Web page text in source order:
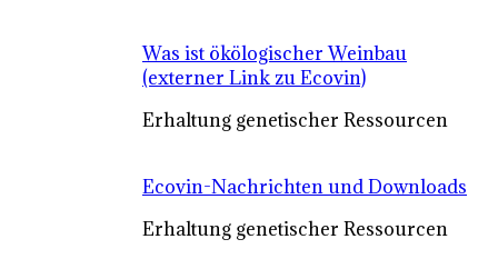
Was ist ökölogischer Weinbau
(externer Link zu Ecovin)
Erhaltung genetischer Ressourcen
Ecovin-Nachrichten und Downloads
Erhaltung genetischer Ressourcen